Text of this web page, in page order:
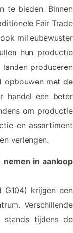
te bieden. Binnen
Fair Trade
milieubewuster
hun productie
produceren
opbouwen met de
handel een beter
om productie
en assortiment
verlengen.
in aanloop
G104) krijgen een
Verschillende
stands tijdens de